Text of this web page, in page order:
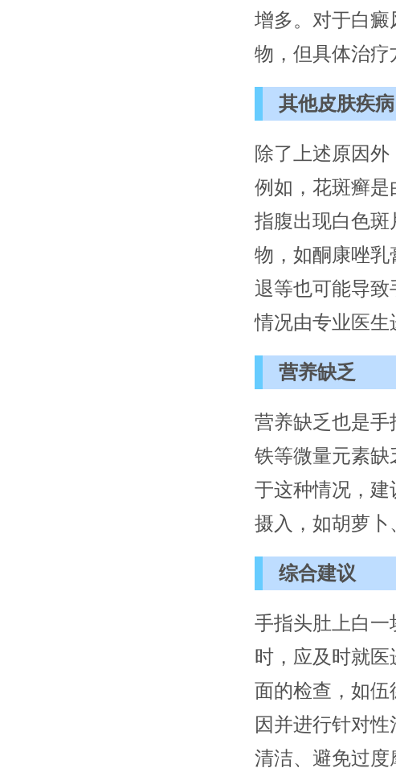
增多。对于白
物，但具体治疗
其他皮肤疾病
除了上述原因外
例如，花斑癣
指腹出现白色
物，如酮康唑
退等也可能导
情况由专业医生
营养缺乏
营养缺乏也是
铁等微量元素
于这种情况，
摄入，如胡萝卜
综合建议
手指头肚上白
时，应及时就
面的检查，如
因并进行针对
清洁、避免过度